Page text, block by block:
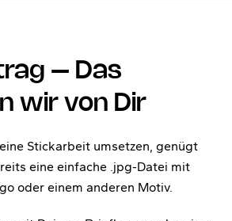
– Das
wir von Dir
Stickarbeit umsetzen, genügt
eine einfache .jpg-Datei mit
oder einem anderen Motiv.